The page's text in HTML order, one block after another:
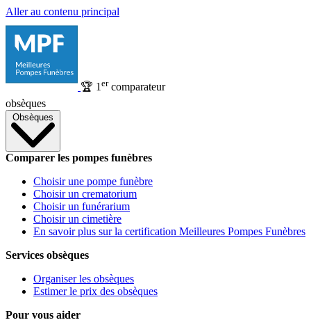
Aller au contenu principal
🏆 1 ercomparateur
obsèques
Obsèques
Comparer les pompes funèbres
Choisir une pompe funèbre
Choisir un crematorium
Choisir un funérarium
Choisir un cimetière
En savoir plus sur la certification Meilleures Pompes Funèbres
Services obsèques
Organiser les obsèques
Estimer le prix des obsèques
Pour vous aider